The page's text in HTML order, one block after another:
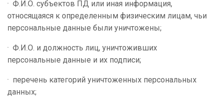
· Ф.И.О. субъектов ПД или иная информация,
относящаяся к определенным физическим лицам, чьи
персональные данные были уничтожены;
· Ф.И.О. и должность лиц, уничтоживших
персональные данные и их подписи;
· перечень категорий уничтоженных персональных
данных;